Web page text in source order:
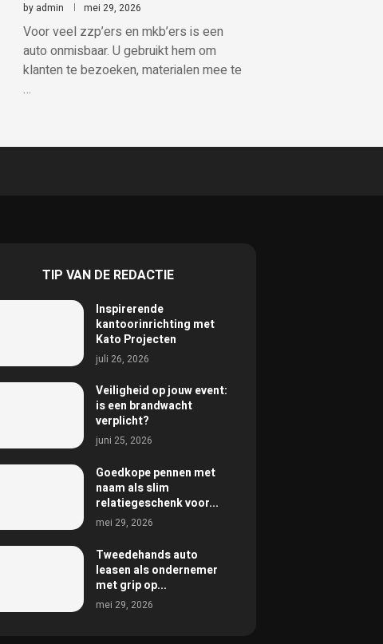
by admin mei 29, 2026
Voor veel zzp’ers en mkb’ers is een
auto onmisbaar. U gebruikt hem om
klanten te bezoeken, materialen mee te
…
TIP VAN DE REDACTIE
Inspirerende
kantoorinrichting met
Kato Projecten
juli 26, 2026
Veiligheid op jouw event:
is een brandwacht
verplicht?
juni 25, 2026
Goedkope pennen met
naam als slim
relatiegeschenk voor...
mei 29, 2026
Tweedehands auto
leasen als ondernemer
met grip op...
mei 29, 2026